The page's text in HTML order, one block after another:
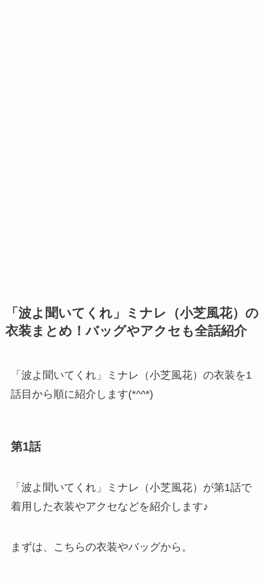
「波よ聞いてくれ」ミナレ（小芝風花）の
衣装まとめ！バッグやアクセも全話紹介
「波よ聞いてくれ」ミナレ（小芝風花）の衣装を1
話目から順に紹介します(*^^*)
第1話
「波よ聞いてくれ」ミナレ（小芝風花）が第1話で
着用した衣装やアクセなどを紹介します♪
まずは、こちらの衣装やバッグから。